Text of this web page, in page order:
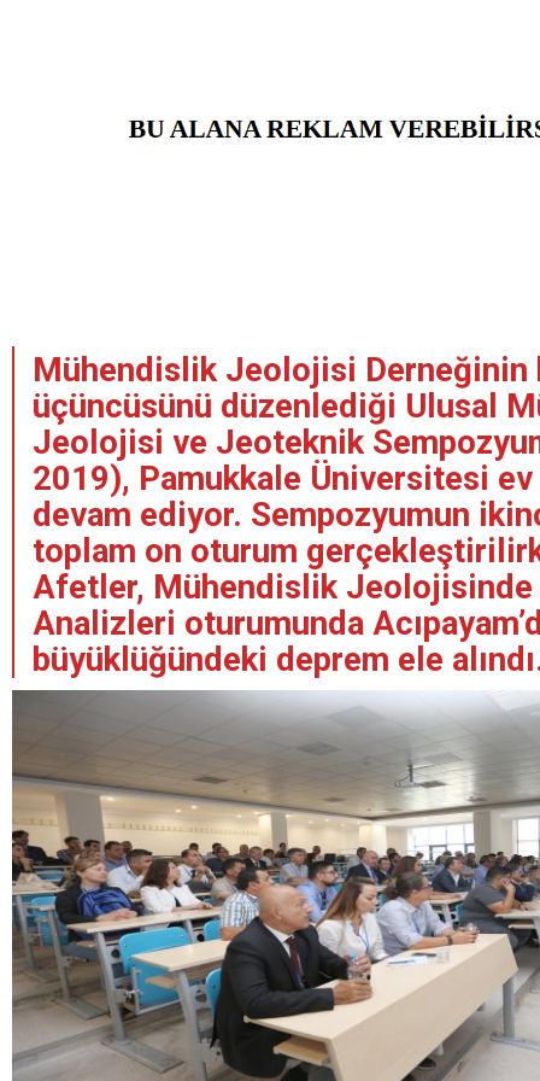
Mühendislik Jeolojisi Derneğinin
üçüncüsünü düzenlediği Ulusal
Jeolojisi ve Jeoteknik
2019), Pamukkale Üniversitesi
devam ediyor. Sempozyumun
toplam on oturum
Afetler, Mühendislik Jeolojisinde
Analizleri oturumunda
büyüklüğündeki deprem ele